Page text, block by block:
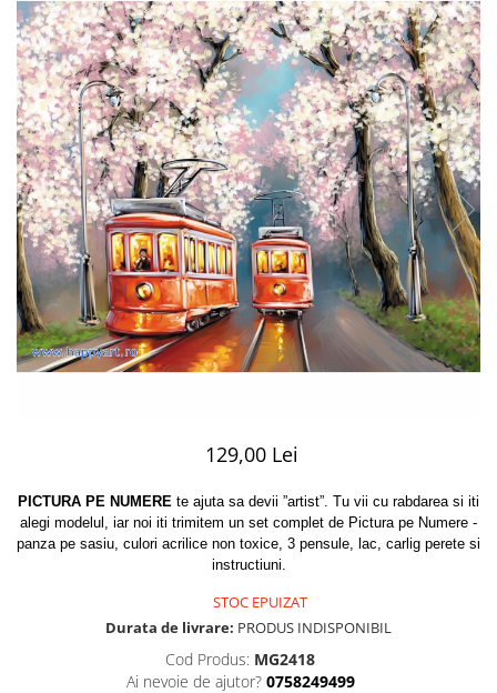
129,00 Lei
PICTURA PE NUMERE te ajuta sa devii ”artist”. Tu vii cu rabdarea si iti
alegi modelul, iar noi iti trimitem un set complet de Pictura pe Numere -
panza pe sasiu, culori acrilice non toxice, 3 pensule, lac, carlig perete si
instructiuni.
STOC EPUIZAT
Durata de livrare: PRODUS INDISPONIBIL
Cod Produs: MG2418
Ai nevoie de ajutor? 0758249499